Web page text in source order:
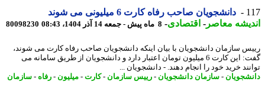
دانشجویان صاحب رفاه کارت 6 میلیونی می شوند
معاصر-اقتصادی-8 ماه پیش - جمعه 14 آذر 1404، 08:43 80098230
سازمان دانشجویان با بیان اینکه دانشجویان صاحب رفاه کارت می شوند،
گفت: این کارت 6 میلیون تومان اعتبار دارد و دانشجویان از طریق سامانه می
خرید خود را انجام دهند. - دانشجویان ...
-سازمان دانشجویان-رییس سازمان -کارت- میلیون-رفاه -سازمان